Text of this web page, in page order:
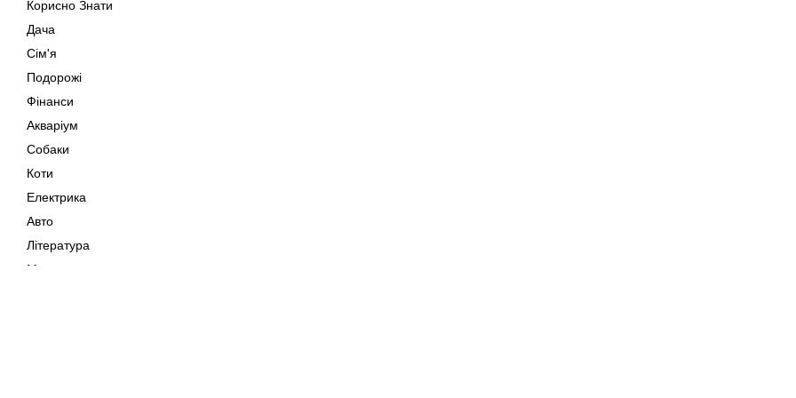
Корисно Знати
Дача
Сім'я
Подорожі
Фінанси
Акваріум
Собаки
Коти
Електрика
Авто
Література
Музика